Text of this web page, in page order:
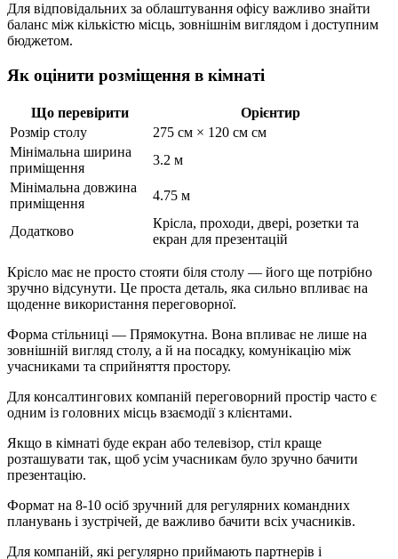
Для відповідальних за облаштування офісу важливо знайти
баланс між кількістю місць, зовнішнім виглядом і доступним
бюджетом.
Як оцінити розміщення в кімнаті
Що перевірити
Орієнтир
Розмір столу
275 см × 120 см см
Мінімальна ширина
приміщення
3.2 м
Мінімальна довжина
приміщення
4.75 м
Додатково
Крісла, проходи, двері, розетки та
екран для презентацій
Крісло має не просто стояти біля столу — його ще потрібно
зручно відсунути. Це проста деталь, яка сильно впливає на
щоденне використання переговорної.
Форма стільниці — Прямокутна. Вона впливає не лише на
зовнішній вигляд столу, а й на посадку, комунікацію між
учасниками та сприйняття простору.
Для консалтингових компаній переговорний простір часто є
одним із головних місць взаємодії з клієнтами.
Якщо в кімнаті буде екран або телевізор, стіл краще
розташувати так, щоб усім учасникам було зручно бачити
презентацію.
Формат на 8-10 осіб зручний для регулярних командних
планувань і зустрічей, де важливо бачити всіх учасників.
Для компаній, які регулярно приймають партнерів і